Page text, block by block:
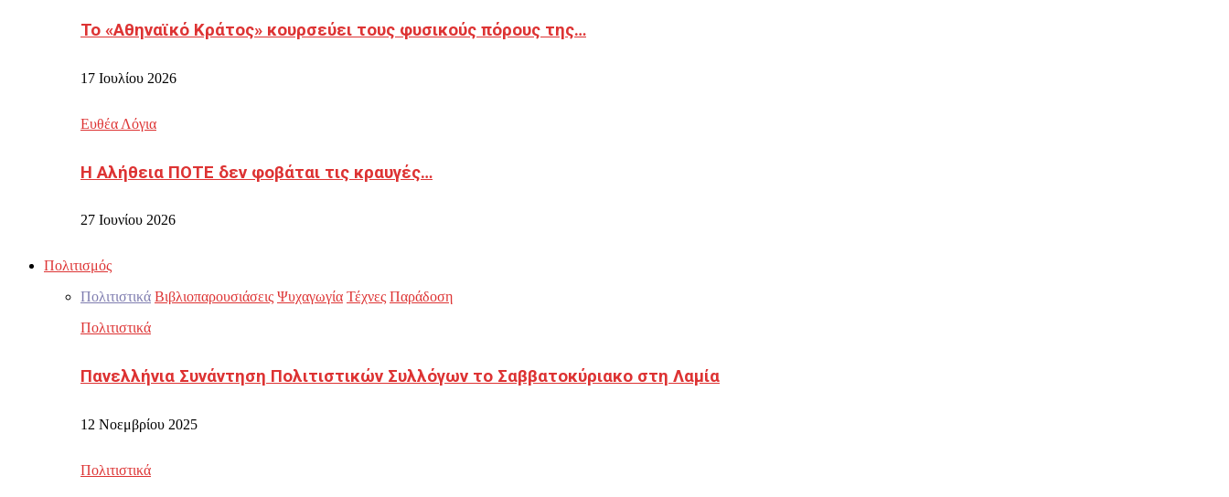
Το «Αθηναϊκό Κράτος» κουρσεύει τους φυσικούς πόρους της…
17 Ιουλίου 2026
Ευθέα Λόγια
Η Αλήθεια ΠΟΤΕ δεν φοβάται τις κραυγές…
27 Ιουνίου 2026
Πολιτισμός
Πολιτιστικά Βιβλιοπαρουσιάσεις Ψυχαγωγία Τέχνες Παράδοση
Πολιτιστικά
Πανελλήνια Συνάντηση Πολιτιστικών Συλλόγων το Σαββατοκύριακο στη Λαμία
12 Νοεμβρίου 2025
Πολιτιστικά